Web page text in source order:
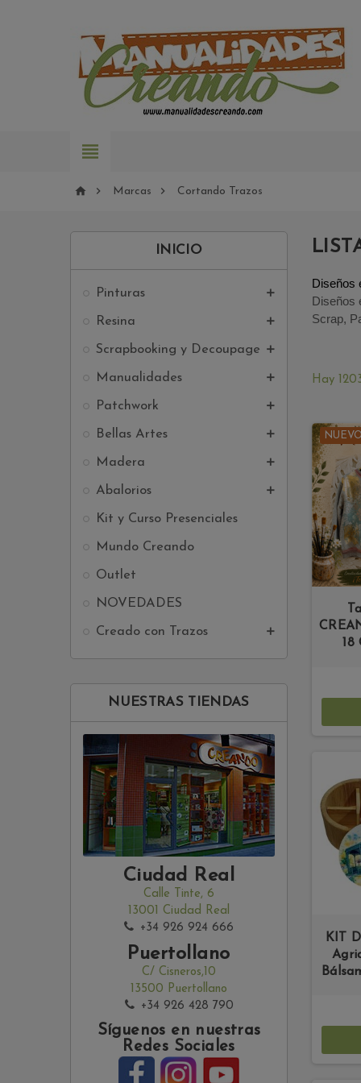

  Marcas  Cortando Trazos
INICIO
Pinturas 
Resina 
Scrapbooking y Decoupage 
Manualidades 
Patchwork 
Bellas Artes 
Madera 
Abalorios 
Kit y Curso Presenciales
Mundo Creando
Outlet
NOVEDADES
Creado con Trazos 
NUESTRAS TIENDAS
Ciudad Real
Calle Tinte, 6
13001 Ciudad Real
+34 926 924 666
Puertollano
C/ Cisneros,10
13500 Puertollano
+34 926 428 790
Síguenos en nuestras
Redes Sociales
Diseños
Diseños
Scrap,
Hay
KIT